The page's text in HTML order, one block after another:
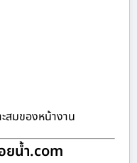
สมของหน้างาน
ยน้ำ.com